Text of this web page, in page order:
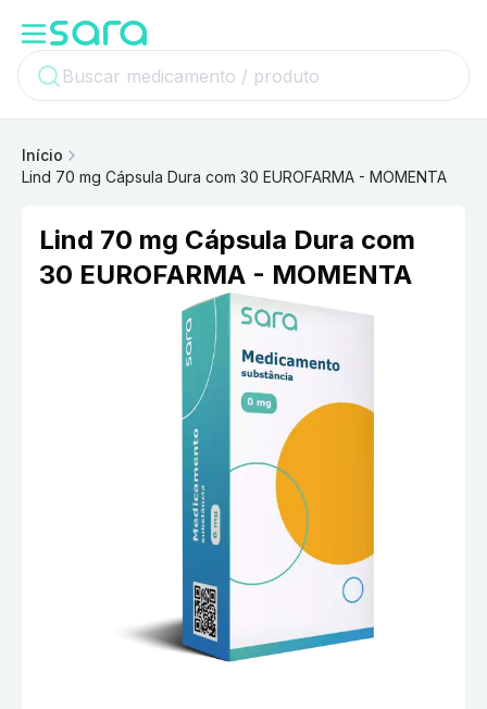
Início
Lind 70 mg Cápsula Dura com 30 EUROFARMA - MOMENTA
Lind 70 mg Cápsula Dura com
30 EUROFARMA - MOMENTA